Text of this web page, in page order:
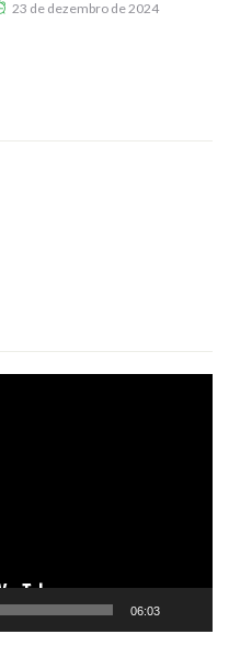
23 de dezembro de 2024
06:03